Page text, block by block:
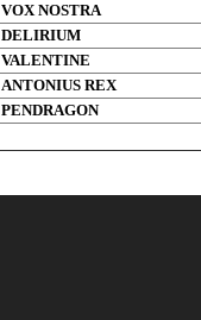
VOX NOSTRA
DELIRIUM
VALENTINE
ANTONIUS REX
PENDRAGON